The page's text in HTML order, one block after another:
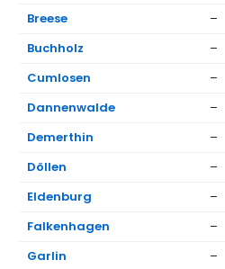
Breese –
Buchholz
–
Cumlosen
–
Dannenwalde
–
Demerthin
–
Döllen
–
Eldenburg
–
Falkenhagen
–
Garlin
–